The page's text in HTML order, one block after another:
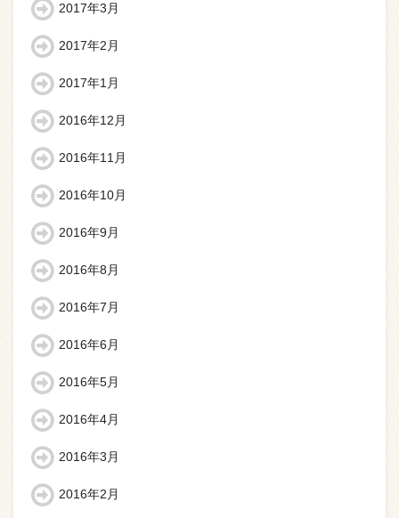
2017年3月
2017年2月
2017年1月
2016年12月
2016年11月
2016年10月
2016年9月
2016年8月
2016年7月
2016年6月
2016年5月
2016年4月
2016年3月
2016年2月